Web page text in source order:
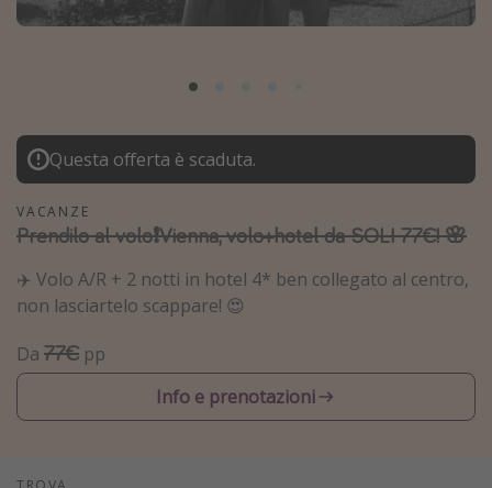
Grecia
Tunisia
Malta
Canarie
Capo Verde
Tipo di vacanza
Vacanze last minute
Vacanze all inclusive
Vacanze estate 2026
Questa offerta è scaduta.
VACANZE
Prendilo al volo❗️Vienna, volo+hotel da SOLI 77€! 🌸
✈️ Volo A/R + 2 notti in hotel 4* ben collegato al centro,
non lasciartelo scappare! 😍
Da 77€ pp
Info e prenotazioni